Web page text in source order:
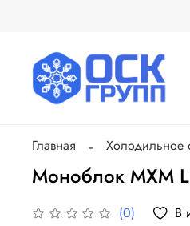
Главная Холодильное
Моноблок МХМ
(0) В